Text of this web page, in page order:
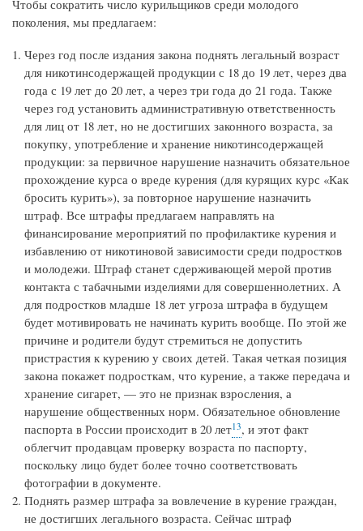
Чтобы сократить число курильщиков среди молодого
поколения, мы предлагаем:
Через год после издания закона поднять легальный возраст
для никотинсодержащей продукции с 18 до 19 лет, через два
года с 19 лет до 20 лет, а через три года до 21 года. Также
через год установить административную ответственность
для лиц от 18 лет, но не достигших законного возраста, за
покупку, употребление и хранение никотинсодержащей
продукции: за первичное нарушение назначить обязательное
прохождение курса о вреде курения (для курящих курс «Как
бросить курить»), за повторное нарушение назначить
штраф. Все штрафы предлагаем направлять на
финансирование мероприятий по профилактике курения и
избавлению от никотиновой зависимости среди подростков
и молодежи. Штраф станет сдерживающей мерой против
контакта с табачными изделиями для совершеннолетних. А
для подростков младше 18 лет угроза штрафа в будущем
будет мотивировать не начинать курить вообще. По этой же
причине и родители будут стремиться не допустить
пристрастия к курению у своих детей. Такая четкая позиция
закона покажет подросткам, что курение, а также передача и
хранение сигарет, — это не признак взросления, а
нарушение общественных норм. Обязательное обновление
паспорта в России происходит в 20 лет13, и этот факт
облегчит продавцам проверку возраста по паспорту,
поскольку лицо будет более точно соответствовать
фотографии в документе.
Поднять размер штрафа за вовлечение в курение граждан,
не достигших легального возраста. Сейчас штраф